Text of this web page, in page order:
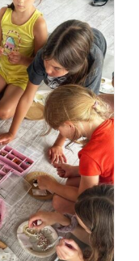
dla dzieci 7-